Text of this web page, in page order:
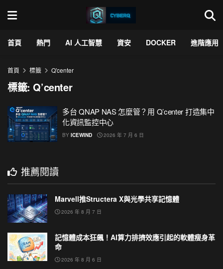
首頁 熱門 AI 人工智慧 資安 DOCKER 進階應用
首頁 標籤 Q'center
標籤: Q’center
多台 QNAP NAS 怎麼管？用 Q’center 打造集中
化資訊監控中心
BY ICEWIND 2026 年 7 月 6 日
推薦閱讀
Marvell推Structera X與光學共享記憶體
2026 年 8 月 7 日
記憶體成本狂飆！AI算力排擠效應引起的軟體瘦身革
命
2026 年 8 月 6 日